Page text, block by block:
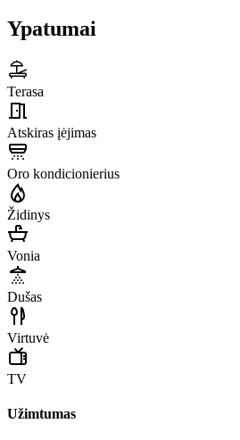
Ypatumai
Terasa
Atskiras įėjimas
Oro kondicionierius
Židinys
Vonia
Dušas
Virtuvė
TV
Užimtumas